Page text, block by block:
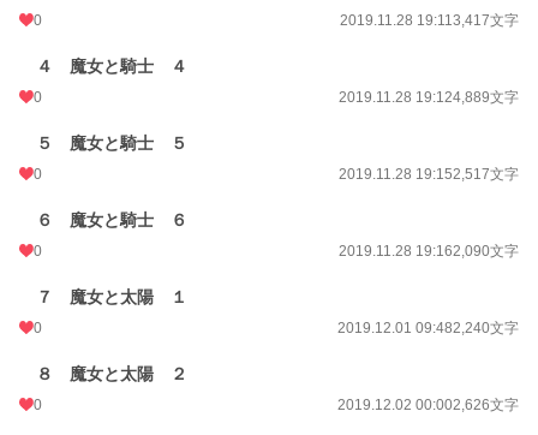
月間ポイント
年間ポイント 1,197 pt (80,080 位)
累計ポイント
0 2019.11.28 19:113,417文字
４ 魔女と騎士 ４
0 2019.11.28 19:124,889文字
５ 魔女と騎士 ５
0 2019.11.28 19:152,517文字
６ 魔女と騎士 ６
0 2019.11.28 19:162,090文字
７ 魔女と太陽 １
0 2019.12.01 09:482,240文字
８ 魔女と太陽 ２
0 2019.12.02 00:002,626文字